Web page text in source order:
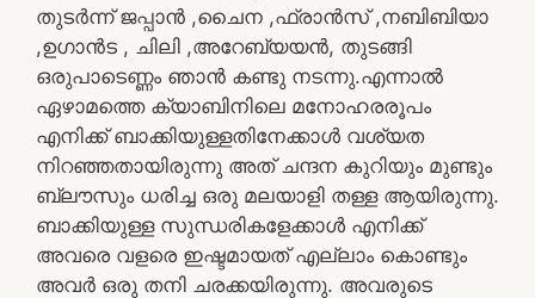
തുടർന്ന് ജപ്പാൻ ,ചൈന ,ഫ്രാൻസ് ,നബിബിയാ
,ഉഗാൻട , ചിലി ,അറേബ്യയൻ, തുടങ്ങി
ഒരുപാടെണ്ണം ഞാൻ കണ്ടു നടന്നു.എന്നാൽ
ഏഴാമത്തെ ക്യാബിനിലെ മനോഹരരൂപം
എനിക്ക് ബാക്കിയുള്ളതിനേക്കാൾ വശ്യത
നിറഞ്ഞതായിരുന്നു അത് ചന്ദന കുറിയും മുണ്ടും
ബ്ലൗസും ധരിച്ച ഒരു മലയാളി തള്ള ആയിരുന്നു.
ബാക്കിയുള്ള സുന്ധരികളേക്കാൾ എനിക്ക്
അവരെ വളരെ ഇഷ്ടമായത് എല്ലാം കൊണ്ടും
അവർ ഒരു തനി ചരക്കയിരുന്നു. അവരുടെ